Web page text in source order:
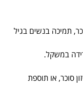
תמיכה בנשים בגיל
במשקל.
סוכר, או תוספת